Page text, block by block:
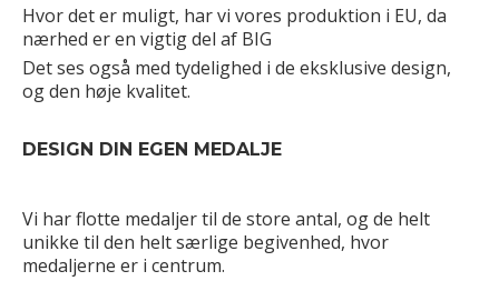
Hvor det er muligt, har vi vores produktion i EU, da
nærhed er en vigtig del af BIG
Det ses også med tydelighed i de eksklusive design,
og den høje kvalitet.
DESIGN DIN EGEN MEDALJE
Vi har flotte medaljer til de store antal, og de helt
unikke til den helt særlige begivenhed, hvor
medaljerne er i centrum.